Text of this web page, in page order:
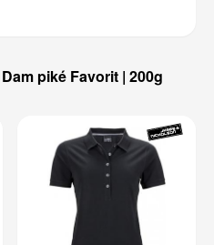
Dam piké Favorit | 200g